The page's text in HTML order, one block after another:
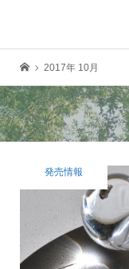
2017年 10月
発売情報